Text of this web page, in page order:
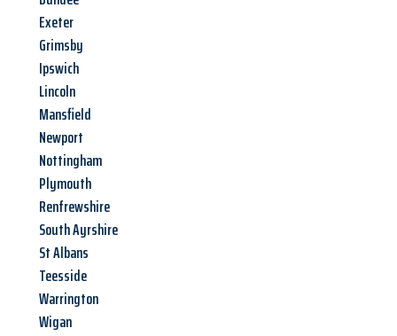
Exeter
Grimsby
Ipswich
Lincoln
Mansfield
Newport
Nottingham
Plymouth
Renfrewshire
South Ayrshire
St Albans
Teesside
Warrington
Wigan